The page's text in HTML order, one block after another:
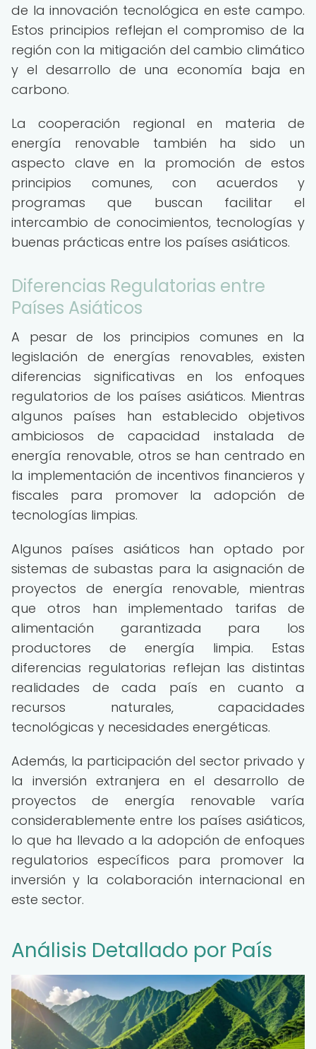
de la innovación tecnológica en este campo.
Estos principios reflejan el compromiso de la
región con la mitigación del cambio climático
y el desarrollo de una economía baja en
carbono.
La cooperación regional en materia de
energía renovable también ha sido un
aspecto clave en la promoción de estos
principios comunes, con acuerdos y
programas que buscan facilitar el
intercambio de conocimientos, tecnologías y
buenas prácticas entre los países asiáticos.
Diferencias Regulatorias entre
Países Asiáticos
A pesar de los principios comunes en la
legislación de energías renovables, existen
diferencias significativas en los enfoques
regulatorios de los países asiáticos. Mientras
algunos países han establecido objetivos
ambiciosos de capacidad instalada de
energía renovable, otros se han centrado en
la implementación de incentivos financieros y
fiscales para promover la adopción de
tecnologías limpias.
Algunos países asiáticos han optado por
sistemas de subastas para la asignación de
proyectos de energía renovable, mientras
que otros han implementado tarifas de
alimentación garantizada para los
productores de energía limpia. Estas
diferencias regulatorias reflejan las distintas
realidades de cada país en cuanto a
recursos naturales, capacidades
tecnológicas y necesidades energéticas.
Además, la participación del sector privado y
la inversión extranjera en el desarrollo de
proyectos de energía renovable varía
considerablemente entre los países asiáticos,
lo que ha llevado a la adopción de enfoques
regulatorios específicos para promover la
inversión y la colaboración internacional en
este sector.
Análisis Detallado por País